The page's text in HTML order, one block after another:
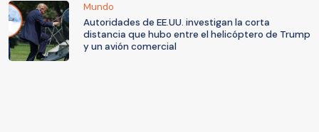
Mundo
Autoridades de EE.UU. investigan la corta
distancia que hubo entre el helicóptero de Trump
y un avión comercial